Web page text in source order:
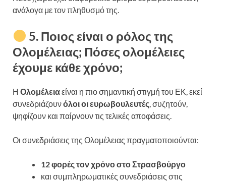
ανάλογα με τον πληθυσμό της.
5. Ποιος είναι ο ρόλος της
Ολομέλειας; Πόσες ολομέλειες
έχουμε κάθε χρόνο;
Η Ολομέλειαείναι η πιο σημαντική στιγμή του ΕΚ, εκεί
συνεδριάζουνόλοι οι ευρωβουλευτές, συζητούν,
ψηφίζουν και παίρνουν τις τελικές αποφάσεις.
Οι συνεδριάσεις της Ολομέλειας πραγματοποιούνται:
12 φορές τον χρόνο στο Στρασβούργο
και συμπληρωματικές συνεδριάσεις στις